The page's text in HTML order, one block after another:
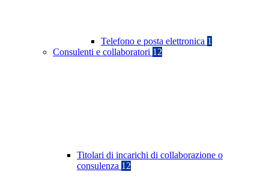
Telefono e posta elettronica 1
Consulenti e collaboratori 12
Titolari di incarichi di collaborazione o
consulenza 12